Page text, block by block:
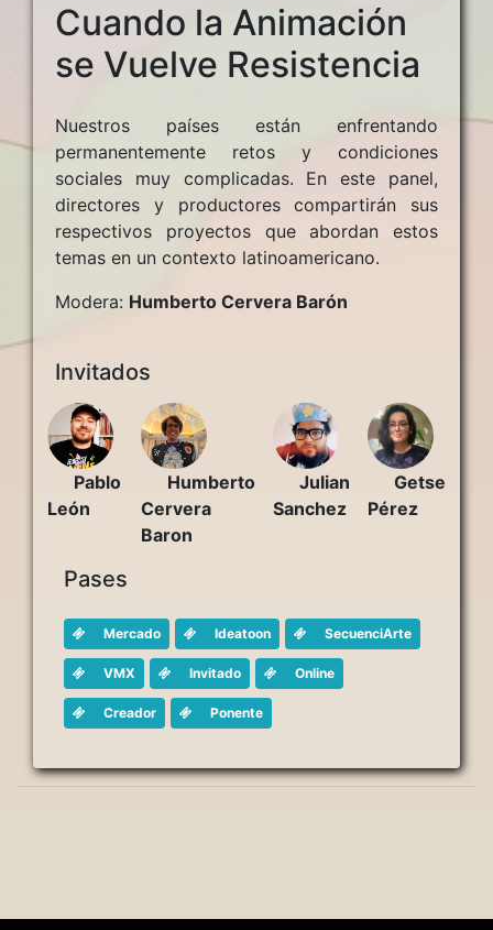
Cuando la Animación
se Vuelve Resistencia
Nuestros países están enfrentando
permanentemente retos y condiciones
sociales muy complicadas. En este panel,
directores y productores compartirán sus
respectivos proyectos que abordan estos
temas en un contexto latinoamericano.
Modera: Humberto Cervera Barón
Invitados
Pablo
León
Humberto
Cervera
Baron
Julian
Sanchez
Getse
Pérez
Pases
Mercado Ideatoon SecuenciArte
VMX Invitado Online
Creador Ponente